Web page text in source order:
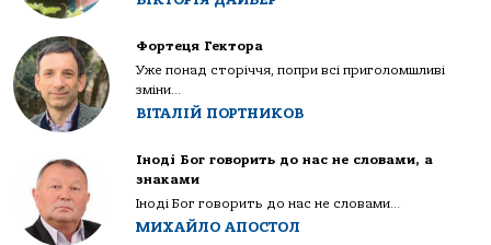
Фортеця Гектора
Уже понад сторіччя, попри всі приголомшливі
зміни...
ВІТАЛІЙ ПОРТНИКОВ
Іноді Бог говорить до нас не словами, а
знаками
Іноді Бог говорить до нас не словами...
МИХАЙЛО АПОСТОЛ